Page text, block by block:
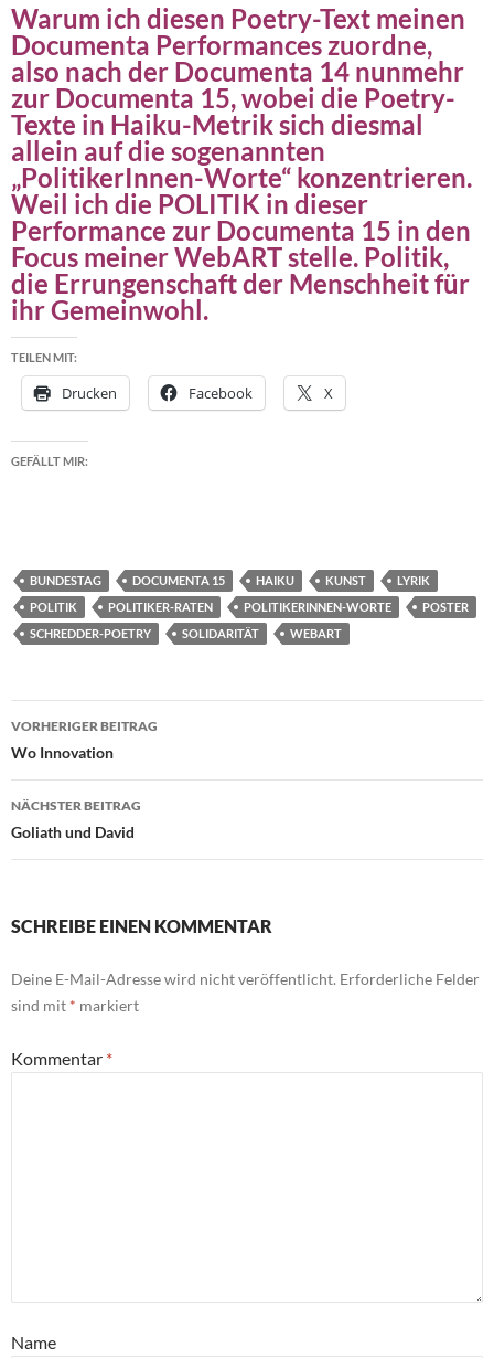
Warum ich diesen Poetry-Text meinen
Documenta Performances zuordne,
also nach der Documenta 14 nunmehr
zur Documenta 15, wobei die Poetry-
Texte in Haiku-Metrik sich diesmal
allein auf die sogenannten
„PolitikerInnen-Worte“ konzentrieren.
Weil ich die POLITIK in dieser
Performance zur Documenta 15 in den
Focus meiner WebART stelle. Politik,
die Errungenschaft der Menschheit für
ihr Gemeinwohl.
TEILEN MIT:
Drucken Facebook X
GEFÄLLT MIR:
BUNDESTAG DOCUMENTA 15 HAIKU KUNST
LYRIK
POLITIK
POLITIKER-RATEN POLITIKERINNEN-WORTE
POSTER
SCHREDDER-POETRY
SOLIDARITÄT WEBART
Beitragsnavigation
VORHERIGER BEITRAG
Wo Innovation
NÄCHSTER BEITRAG
Goliath und David
SCHREIBE EINEN KOMMENTAR
Deine E-Mail-Adresse wird nicht veröffentlicht. Erforderliche Felder
sind mit * markiert
Kommentar *
Name